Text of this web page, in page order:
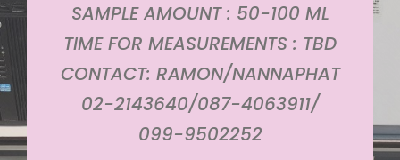
SAMPLE AMOUNT : 50-100 ML
TIME FOR MEASUREMENTS : TBD
CONTACT: RAMON/NANNAPHAT
02-2143640/087-4063911/
099-9502252